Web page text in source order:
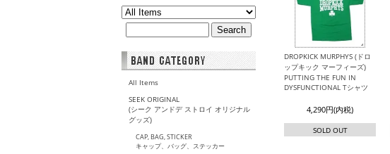
All Items
SEEK ORIGINAL
(シーク アンドデ ストロイ オリジナル
グッズ)
CAP, BAG, STICKER
キャップ、バッグ、ステッカー
DROPKICK MURPHYS (ドロ
ップキック マーフィーズ)
PUTTING THE FUN IN
DYSFUNCTIONAL Tシャツ
4,290円(内税)
SOLD OUT